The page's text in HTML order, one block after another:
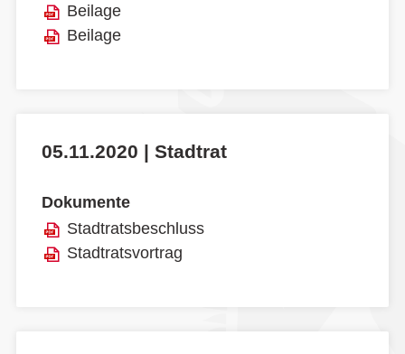
Beilage
Beilage
05.11.2020 | Stadtrat
Dokumente
Stadtratsbeschluss
Stadtratsvortrag